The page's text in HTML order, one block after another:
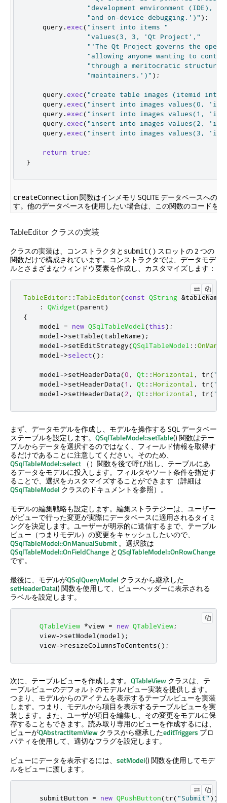
"development environment (IDE),
"and on-device debugging.')" );
    query
.exec("insert into items "
"values(3, 3, 'Qt Project',"
"'The Qt Project governs the open
"allowing anyone wanting to
"through a meritocratic structure
"maintainers.')" );
    query
.exec("create table images (itemid int,
    query
.exec("insert into images values(0,
    query
.exec("insert into images values(1,
    query
.exec("insert into images values(2,
    query
.exec("insert into images values(3,
return true ;
}
createConnection関数はインメモリ SQLITE データベースへの
す。他のデータベースを使用したい場合は、この関数のコードを
TableEditor クラスの実装
クラスの実装は、コンストラクタと submit() スロットの 2 つの
関数だけで構成されています。コンストラクタでは、データモデ
ルとさまざまなウィンドウ要素を作成し、カスタマイズします：
TableEditor ::TableEditor(const QString &tableName
:
QWidget(parent)
{
    model
= new QSqlTableModel (this);
    model
->setTable(tableName);
    model
->setEditStrategy(QSqlTableModel ::
    model
->select();
    model
->setHeaderData(0 , Qt ::Horizontal , tr(
    model
->setHeaderData(1 , Qt ::Horizontal , tr(
    model
->setHeaderData(2 , Qt ::Horizontal , tr(
まず、データモデルを作成し、モデルを操作する SQL データベー
ステーブルを設定します。 QSqlTableModel::setTable() 関数はテー
ブルからデータを選択するのではなく、フィールド情報を取得す
るだけであることに注意してください。そのため、
QSqlTableModel::select （）関数を後で呼び出し、テーブルにあ
るデータをモデルに投入します。フィルタやソート条件を指定す
ることで、選択をカスタマイズすることができます（詳細は
QSqlTableModel クラスのドキュメントを参照）。
モデルの編集戦略も設定します。編集ストラテジーは、ユーザー
がビューで行った変更が実際にデータベースに適用されるタイミ
ングを決定します。ユーザーが明示的に送信するまで、テーブル
ビュー（つまりモデル）の変更をキャッシュしたいので、
QSqlTableModel::OnManualSubmit。選択肢は
QSqlTableModel::OnFieldChange とQSqlTableModel::OnRowChange
です。
最後に、モデルがQSqlQueryModel クラスから継承した
setHeaderData() 関数を使用して、ビューヘッダーに表示される
ラベルを設定します。
QTableView *view = new QTableView;
    view
->setModel (model );
    view
->resizeColumnsToContents();
次に、テーブルビューを作成します。 QTableViewクラスは、テ
ーブルビューのデフォルトのモデル/ビュー実装を提供します。
つまり、モデルからのアイテムを表示するテーブルビューを実装
します。つまり、モデルから項目を表示するテーブルビューを実
装します。また、ユーザが項目を編集し、その変更をモデルに保
存することもできます。読み取り専用のビューを作成するには、
ビューがQAbstractItemViewクラスから継承したeditTriggers プロ
パティを使用して、適切なフラグを設定します。
ビューにデータを表示するには、 setModel() 関数を使用してモデ
ルをビューに渡します。
    submitButton
= new QPushButton(tr("Submit" ));